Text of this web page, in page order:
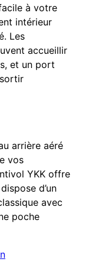
à votre
intérieur
Les
accueillir
et un port
arrière aéré
vos
YKK offre
d’un
avec
poche